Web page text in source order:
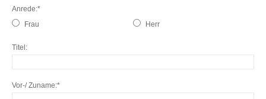
Anrede
Frau
Herr
Titel
Vor-/ Zuname